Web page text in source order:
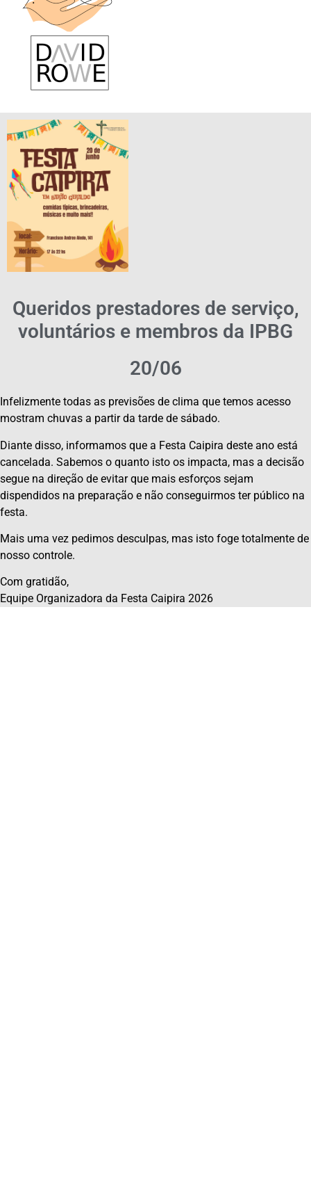
Queridos prestadores de serviço,
voluntários e membros da IPBG
20/06
Infelizmente todas as previsões de clima que temos acesso
mostram chuvas a partir da tarde de sábado.
Diante disso, informamos que a Festa Caipira deste ano está
cancelada. Sabemos o quanto isto os impacta, mas a decisão
segue na direção de evitar que mais esforços sejam
dispendidos na preparação e não conseguirmos ter público na
festa.
Mais uma vez pedimos desculpas, mas isto foge totalmente de
nosso controle.
Com gratidão,
Equipe Organizadora da Festa Caipira 2026